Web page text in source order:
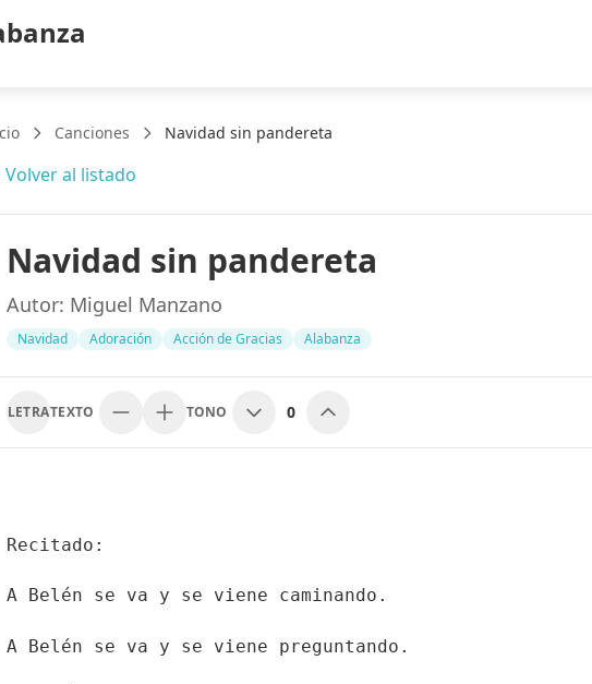
Canciones Navidad sin pandereta
Volver al listado
Navidad sin pandereta
Autor: Miguel Manzano
Navidad Adoración Acción de Gracias Alabanza
LETRATEXTO TONO 0
Recitado:
A Belén se va y se viene caminando.
A Belén se va y se viene preguntando.